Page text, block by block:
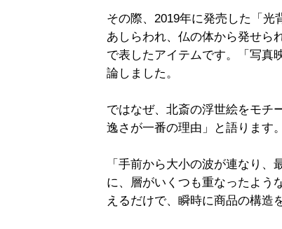
その際、2019年に発売した「光
あしらわれ、仏の体から発せら
で表したアイテムです。「写真
論しました。
ではなぜ、北斎の浮世絵をモ
逸さが一番の理由」と語ります。
「手前から大小の波が連なり
に、層がいくつも重なったよう
えるだけで、瞬時に商品の構造